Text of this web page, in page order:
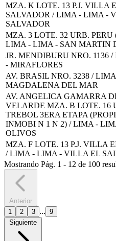
MZA. K LOTE. 13 P.J. VILLA
SALVADOR / LIMA - LIMA -
SALVADOR
MZA. 3 LOTE. 32 URB. PERU
LIMA - LIMA - SAN MARTIN
JR. MENDIBURU NRO. 1136
- MIRAFLORES
AV. BRASIL NRO. 3238 /
MAGDALENA DEL MAR
AV. ANGELICA GAMARRA
VELARDE MZA. B LOTE. 16
TREBOL 3ERA ETAPA
INMOBI N 1 N 2) / LIMA -
OLIVOS
MZA. F LOTE. 13 P.J. VILLA
/ LIMA - LIMA - VILLA EL
Mostrando Pág. 1 - 12 de 100
Anterior
1
2 3 ... 9
Siguiente